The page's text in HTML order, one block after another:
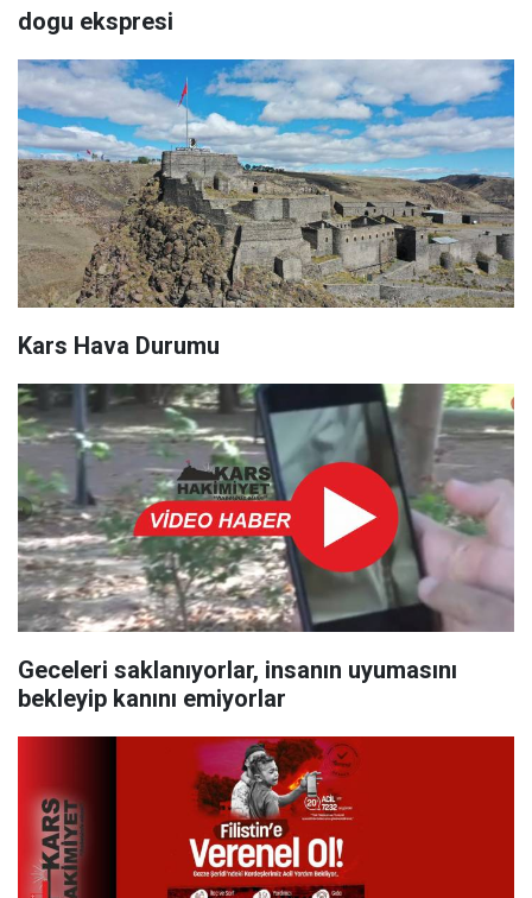
dogu ekspresi
Kars Hava Durumu
Geceleri saklanıyorlar, insanın uyumasını
bekleyip kanını emiyorlar